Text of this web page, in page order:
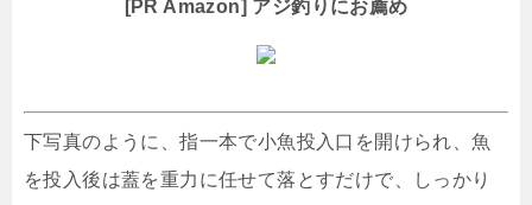
[PR Amazon] アジ釣りにお薦め
下写真のように、指一本で小魚投入口を開けられ、魚
を投入後は蓋を重力に任せて落とすだけで、しっかり